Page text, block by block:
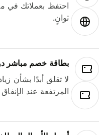
احتفظ بعملاتك في
ثوانٍ.
بطاقة خصم مباشر
لا تقلق أبدًا بشأن
المرتفعة عند الإنفاق